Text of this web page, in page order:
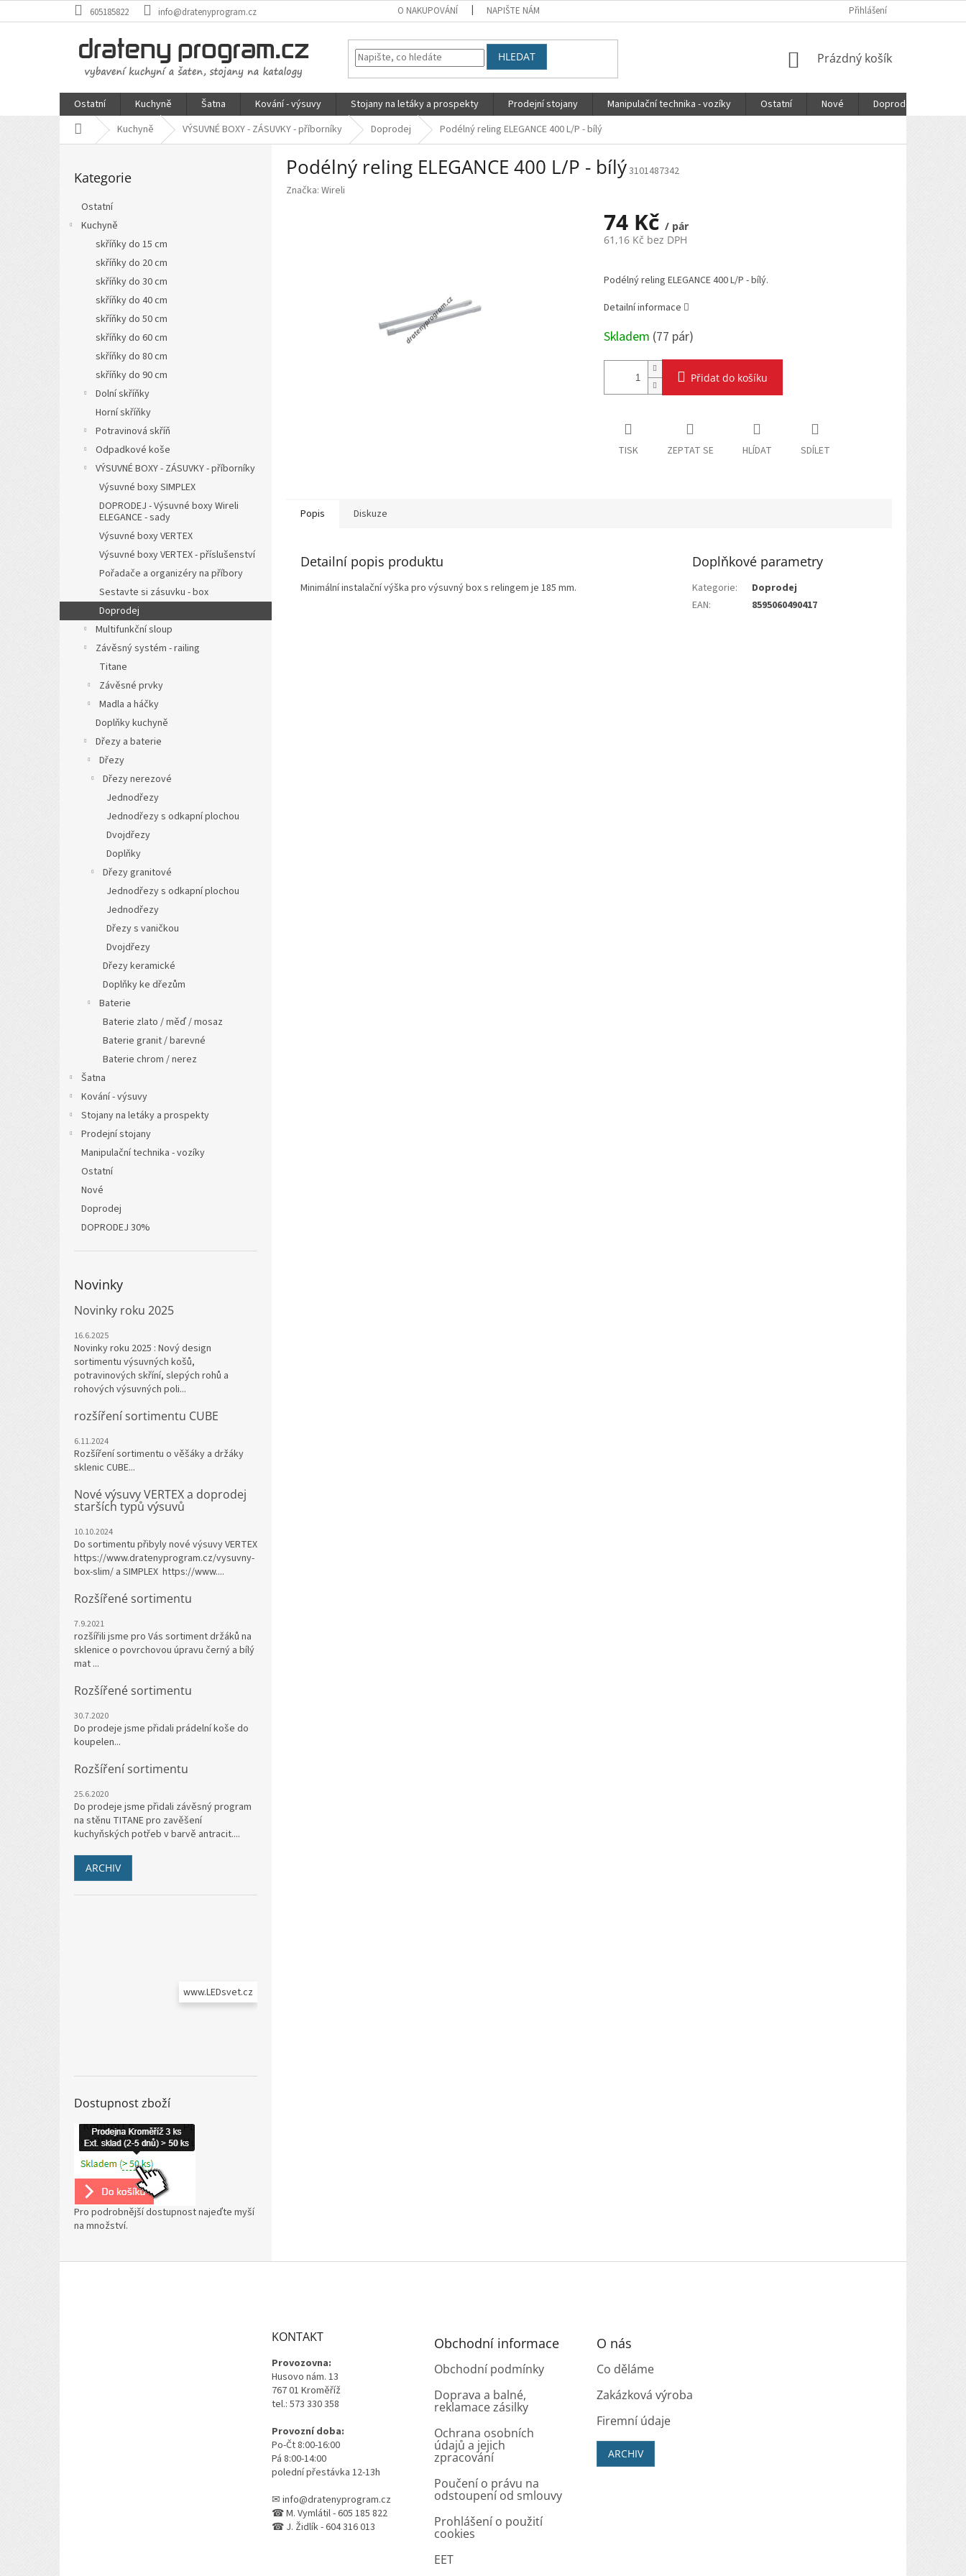
na
605185822 info@dratenyprogram.cz O NAKUPOVÁNÍ NAPIŠTE NÁM Přihlášení
HLEDAT
NÁKUPNÍ
Prázdný košík
Ostatní Kuchyně Šatna Kování - výsuvy Stojany na letáky a prospekty Prodejní stojany Manipulační technika - vozíky Ostatní Nové Doprodej
Domů Kuchyně VÝSUVNÉ BOXY - ZÁSUVKY - příborníky Doprodej Podélný reling ELEGANCE 400 L/P - bílý
kategorie
Kategorie
Ostatní
Kuchyně
skříňky do 15 cm
skříňky do 20 cm
skříňky do 30 cm
skříňky do 40 cm
skříňky do 50 cm
skříňky do 60 cm
skříňky do 80 cm
skříňky do 90 cm
Dolní skříňky
Horní skříňky
Potravinová skříň
Odpadkové koše
VÝSUVNÉ BOXY - ZÁSUVKY - příborníky
Výsuvné boxy SIMPLEX
DOPRODEJ - Výsuvné boxy Wireli
ELEGANCE - sady
Výsuvné boxy VERTEX
Výsuvné boxy VERTEX - příslušenství
Pořadače a organizéry na příbory
Sestavte si zásuvku - box
Doprodej
Multifunkční sloup
Závěsný systém - railing
Titane
Závěsné prvky
Madla a háčky
Doplňky kuchyně
Dřezy a baterie
Dřezy
Dřezy nerezové
Jednodřezy
Jednodřezy s odkapní plochou
Dvojdřezy
Doplňky
Dřezy granitové
Jednodřezy s odkapní plochou
Jednodřezy
Dřezy s vaničkou
Dvojdřezy
Dřezy keramické
Doplňky ke dřezům
Baterie
Baterie zlato / měď / mosaz
Baterie granit / barevné
Baterie chrom / nerez
Šatna
Kování - výsuvy
Stojany na letáky a prospekty
Prodejní stojany
Manipulační technika - vozíky
Ostatní
Nové
Doprodej
DOPRODEJ 30%
Novinky
Novinky roku 2025
16.6.2025
Novinky roku 2025 : Nový design
sortimentu výsuvných košů,
potravinových skříní, slepých rohů a
rohových výsuvných poli...
rozšíření sortimentu CUBE
6.11.2024
Rozšíření sortimentu o věšáky a držáky
sklenic CUBE...
Nové výsuvy VERTEX a doprodej
starších typů výsuvů
10.10.2024
Do sortimentu přibyly nové výsuvy VERTEX
https://www.dratenyprogram.cz/vysuvny-
box-slim/ a SIMPLEX https://www....
Rozšířené sortimentu
7.9.2021
rozšířili jsme pro Vás sortiment držáků na
sklenice o povrchovou úpravu černý a bílý
mat ...
Rozšířené sortimentu
30.7.2020
Do prodeje jsme přidali prádelní koše do
koupelen...
Rozšíření sortimentu
25.6.2020
Do prodeje jsme přidali závěsný program
na stěnu TITANE pro zavěšení
kuchyňských potřeb v barvě antracit....
ARCHIV
www.LEDsvet.cz
Dostupnost zboží
Pro podrobnější dostupnost najeďte myší
na množství.
Podélný reling ELEGANCE 400 L/P - bílý3101487342
Značka: Wireli
74 Kč / pár
61,16 Kč bez DPH
cena:
Podélný reling ELEGANCE 400 L/P - bílý.
Detailní informace
Skladem (77 pár)
Přidat do košíku
TISK ZEPTAT SE HLÍDAT SDÍLET
Popis Diskuze
Detailní popis produktu
Minimální instalační výška pro výsuvný box s relingem je 185 mm.
Doplňkové parametry
Kategorie:
Doprodej
EAN: 8595060490417
KONTAKT
Provozovna:
Husovo nám. 13
767 01 Kroměříž
tel.: 573 330 358
Provozní doba:
Po-Čt 8:00-16:00
Pá 8:00-14:00
polední přestávka 12-13h
✉ info@dratenyprogram.cz
☎ M. Vymlátil - 605 185 822
☎ J. Židlík - 604 316 013
Obchodní informace
Obchodní podmínky
Doprava a balné,
reklamace zásilky
Ochrana osobních
údajů a jejich
zpracování
Poučení o právu na
odstoupení od smlouvy
Prohlášení o použití
cookies
EET
O nás
Co děláme
Zakázková výroba
Firemní údaje
ARCHIV